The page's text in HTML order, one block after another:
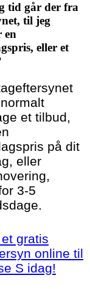
tid går der fra
til jeg
en
eller et
et tilbud,
på dit
eller
3-5
gratis
online til
S idag!